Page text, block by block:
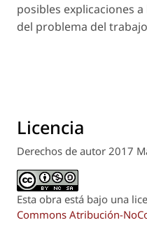
posibles explicaciones
del problema del
Licencia
Derechos de autor 2017
Esta obra está bajo una
Commons Atribución-